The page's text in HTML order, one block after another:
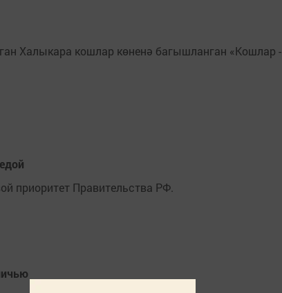
Халыкара кошлар көненә багышланган «Кошлар -
приоритет Правительства РФ.